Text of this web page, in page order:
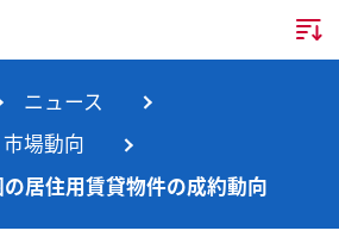
トップページ
企業情報
ニュース
市場動向
居住用賃貸物件の成約動向